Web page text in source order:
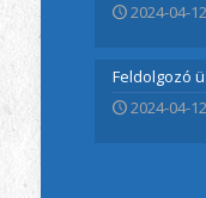
2024-04-12
Feldolgozó
2024-04-12